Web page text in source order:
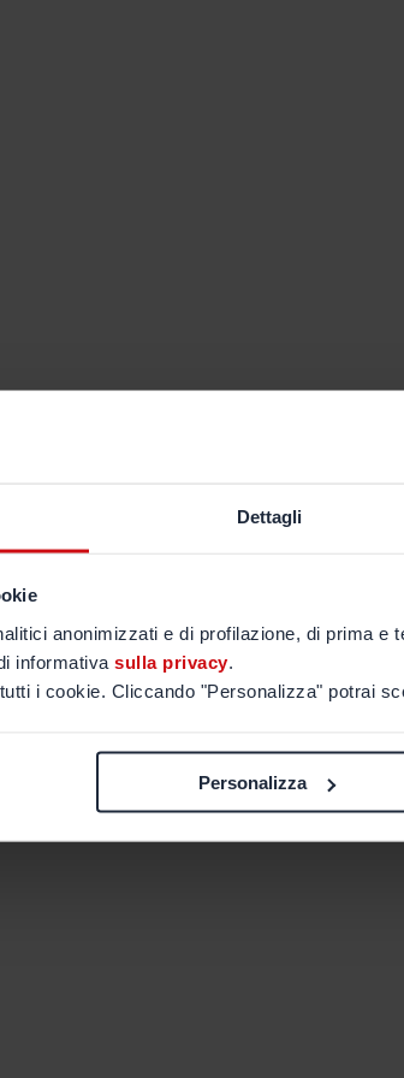
Dettagli
anonimizzati e di profilazione, di prima e
informativa sulla privacy.
i cookie. Cliccando "Personalizza" potrai
Personalizza